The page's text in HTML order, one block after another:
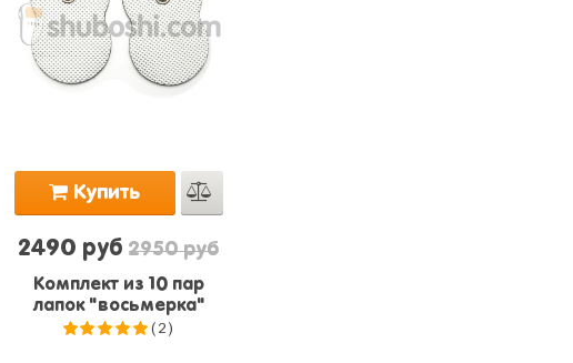
Купить
2490 руб 2950 руб
Комплект из 10 пар
лапок "восьмерка"
(2)